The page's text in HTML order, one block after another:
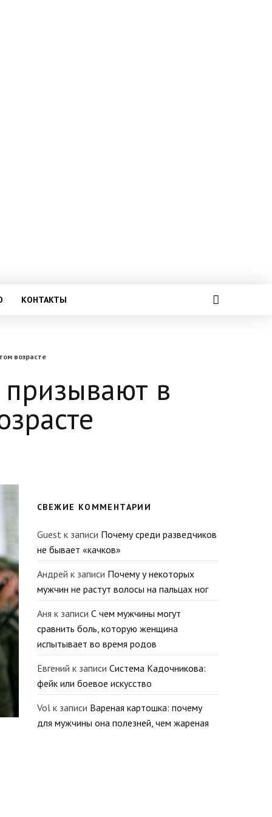
КОНТАКТЫ
возрасте
в
СВЕЖИЕ КОММЕНТАРИИ
Guest к записи Почему среди разведчиков
не бывает «качков»
Андрей к записи Почему у некоторых
мужчин не растут волосы на пальцах ног
Аня к записи С чем мужчины могут
сравнить боль, которую женщина
испытывает во время родов
Евгений к записи Система Кадочникова:
фейк или боевое искусство
Vol к записи Вареная картошка: почему
для мужчины она полезней, чем жареная